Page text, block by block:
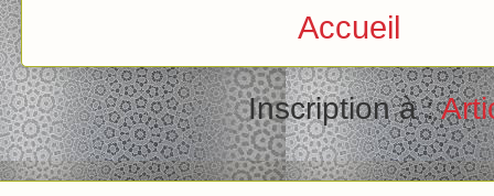
Accueil
Inscription à :